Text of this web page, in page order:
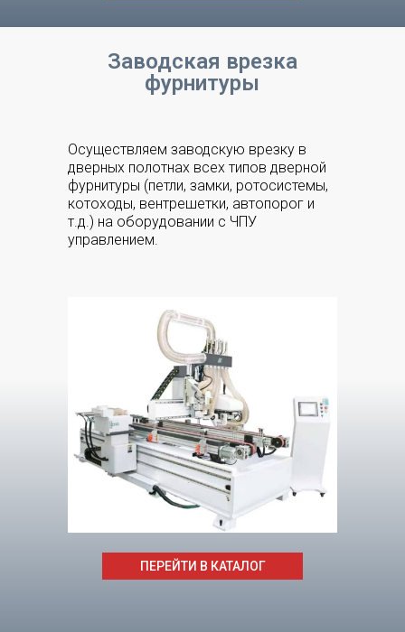
Заводская врезка
фурнитуры
Осуществляем заводскую врезку в
дверных полотнах всех типов дверной
фурнитуры (петли, замки, ротосистемы,
котоходы, вентрешетки, автопорог и
т.д.) на оборудовании с ЧПУ
управлением.
ПЕРЕЙТИ В КАТАЛОГ